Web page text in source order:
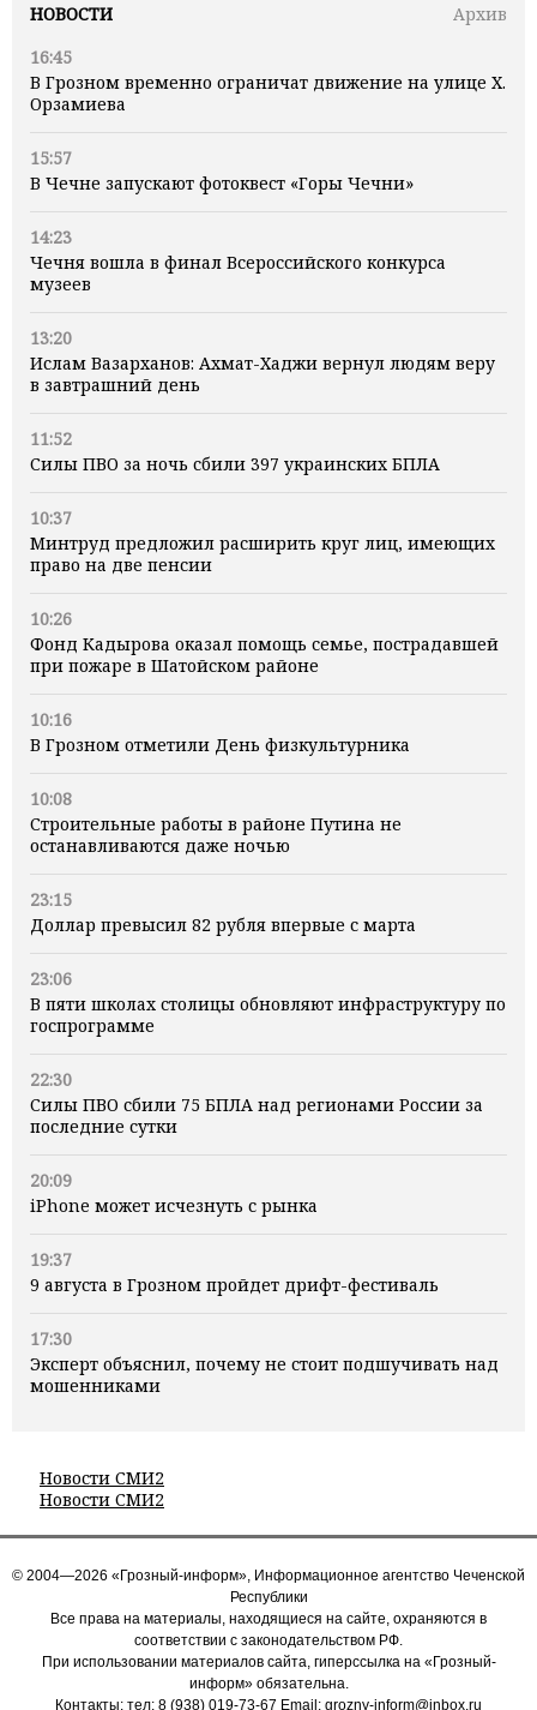
НОВОСТИ
Архив
16:45
В Грозном временно ограничат движение на улице Х.
Орзамиева
15:57
В Чечне запускают фотоквест «Горы Чечни»
14:23
Чечня вошла в финал Всероссийского конкурса
музеев
13:20
Ислам Вазарханов: Ахмат-Хаджи вернул людям веру
в завтрашний день
11:52
Силы ПВО за ночь сбили 397 украинских БПЛА
10:37
Минтруд предложил расширить круг лиц, имеющих
право на две пенсии
10:26
Фонд Кадырова оказал помощь семье, пострадавшей
при пожаре в Шатойском районе
10:16
В Грозном отметили День физкультурника
10:08
Строительные работы в районе Путина не
останавливаются даже ночью
23:15
Доллар превысил 82 рубля впервые с марта
23:06
В пяти школах столицы обновляют инфраструктуру по
госпрограмме
22:30
Силы ПВО сбили 75 БПЛА над регионами России за
последние сутки
20:09
iPhone может исчезнуть с рынка
19:37
9 августа в Грозном пройдет дрифт-фестиваль
17:30
Эксперт объяснил, почему не стоит подшучивать над
мошенниками
Новости СМИ2
Новости СМИ2
© 2004—2026 «Грозный-информ», Информационное агентство Чеченской
Республики
Все права на материалы, находящиеся на сайте, охраняются в
соответствии с законодательством РФ.
При использовании материалов сайта, гиперссылка на «Грозный-
информ» обязательна.
Контакты: тел: 8 (938) 019-73-67 Email: grozny-inform@inbox.ru